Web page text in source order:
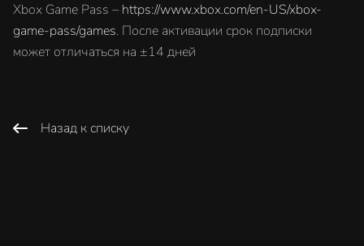
Xbox Game Pass – https://www.xbox.com/en-US/xbox-
game-pass/games. После активации срок подписки
может отличаться на ±14 дней
Назад к списку